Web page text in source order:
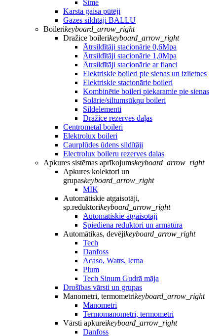
Sime
Karsta gaisa pūtēji
Gāzes sildītāji BALLU
Boilerikeyboard_arrow_right
Dražice boilerikeyboard_arrow_right
Ātrsildītāji stacionārie 0,6Mpa
Ātrsildītāji stacionārie 1,0Mpa
Ātrsildītāji stacionārie ar flanci
Elektriskie boileri pie sienas un izlietnes
Elektriskie stacionārie boileri
Kombinētie boileri piekaramie pie sienas
Solārie/siltumsūkņu boileri
Sildelementi
Dražice rezerves daļas
Centrometal boileri
Elektrolux boileri
Caurplūdes ūdens sildītāji
Electrolux boileru rezerves daļas
Apkures sistēmas aprīkojumskeyboard_arrow_right
Apkures kolektori un
grupaskeyboard_arrow_right
MIK
Automātiskie atgaisotāji,
sp.reduktorikeyboard_arrow_right
Automātiskie atgaisotāji
Spiediena reduktori un armatūra
Automātikas, devējikeyboard_arrow_right
Tech
Danfoss
Acaso, Watts, Icma
Plum
Tech Sinum Gudrā māja
Drošības vārsti un grupas
Manometri, termometrikeyboard_arrow_right
Manometri
Termomanometri, termometri
Vārsti apkureikeyboard_arrow_right
Danfoss